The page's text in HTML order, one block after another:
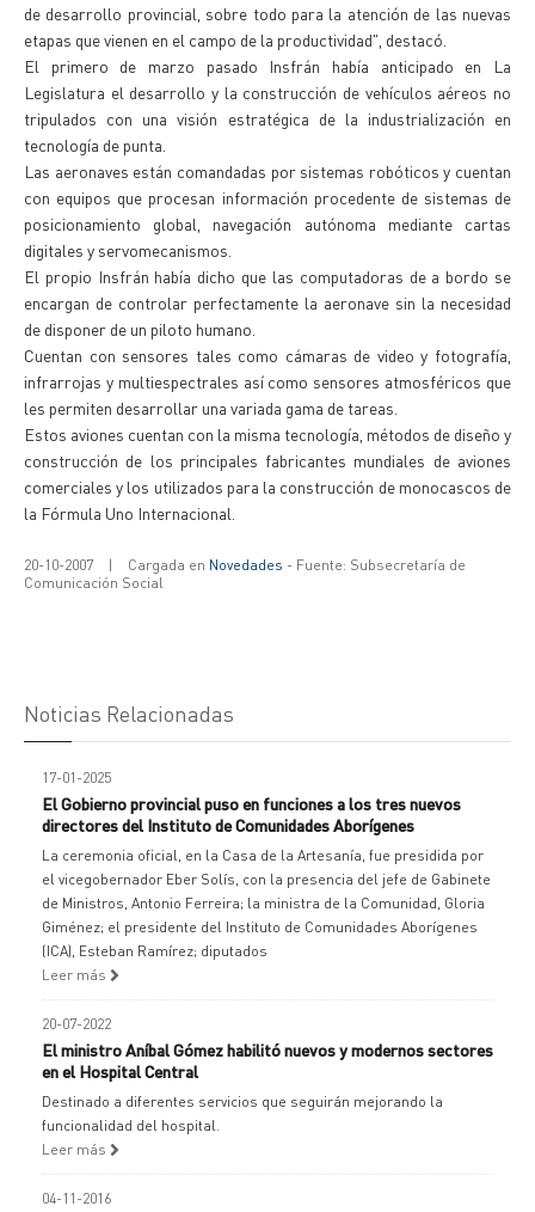
de desarrollo provincial, sobre todo para la atención de las nuevas
etapas que vienen en el campo de la productividad", destacó.
El primero de marzo pasado Insfrán había anticipado en La
Legislatura el desarrollo y la construcción de vehículos aéreos no
tripulados con una visión estratégica de la industrialización en
tecnología de punta.
Las aeronaves están comandadas por sistemas robóticos y cuentan
con equipos que procesan información procedente de sistemas de
posicionamiento global, navegación autónoma mediante cartas
digitales y servomecanismos.
El propio Insfrán había dicho que las computadoras de a bordo se
encargan de controlar perfectamente la aeronave sin la necesidad
de disponer de un piloto humano.
Cuentan con sensores tales como cámaras de video y fotografía,
infrarrojas y multiespectrales así como sensores atmosféricos que
les permiten desarrollar una variada gama de tareas.
Estos aviones cuentan con la misma tecnología, métodos de diseño y
construcción de los principales fabricantes mundiales de aviones
comerciales y los utilizados para la construcción de monocascos de
la Fórmula Uno Internacional.
20-10-2007 | Cargada en Novedades - Fuente: Subsecretaría de
Comunicación Social
Noticias Relacionadas
17-01-2025
El Gobierno provincial puso en funciones a los tres nuevos
directores del Instituto de Comunidades Aborígenes
La ceremonia oficial, en la Casa de la Artesanía, fue presidida por
el vicegobernador Eber Solís, con la presencia del jefe de Gabinete
de Ministros, Antonio Ferreira; la ministra de la Comunidad, Gloria
Giménez; el presidente del Instituto de Comunidades Aborígenes
(ICA), Esteban Ramírez; diputados
Leer más
20-07-2022
El ministro Aníbal Gómez habilitó nuevos y modernos sectores
en el Hospital Central
Destinado a diferentes servicios que seguirán mejorando la
funcionalidad del hospital.
Leer más
04-11-2016